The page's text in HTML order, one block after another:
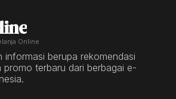
Online
informasi berupa rekomendasi
promo terbaru dari berbagai e-